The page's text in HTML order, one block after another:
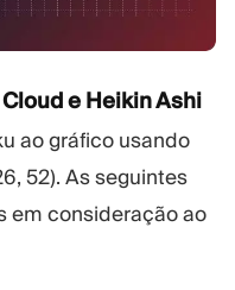
e Heikin Ashi
ao gráfico usando
52). As seguintes
em consideração ao